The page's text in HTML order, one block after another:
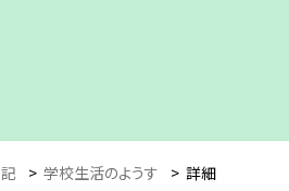
> 学校生活のようす > 詳細